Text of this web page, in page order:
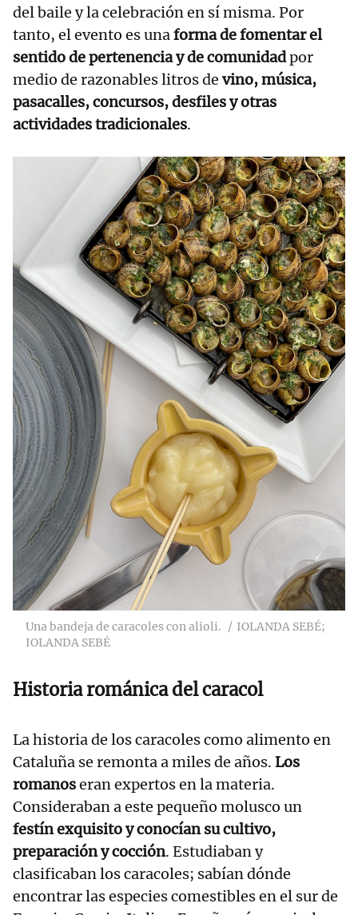
del baile y la celebración en sí misma. Por
tanto, el evento es unaforma de fomentar el
sentido de pertenencia y de comunidadpor
medio de razonables litros de vino, música,
pasacalles, concursos, desfiles y otras
actividades tradicionales.
Una bandeja de caracoles con alioli.
IOLANDA SEBÉ;
IOLANDA SEBÉ
Historia románica del caracol
La historia de los caracoles como alimento en
Cataluña se remonta a miles de años. Los
romanoseran expertos en la materia.
Consideraban a este pequeño molusco un
festín exquisito y conocían su cultivo,
preparación y cocción. Estudiaban y
clasificaban los caracoles; sabían dónde
encontrar las especies comestibles en el sur de